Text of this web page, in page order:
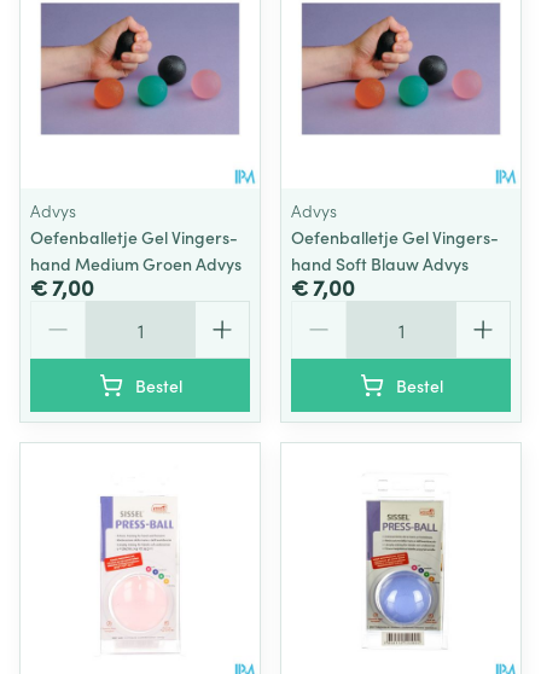
Advys
Oefenballetje Gel Vingers-
hand Medium Groen Advys
€ 7,00
Bestel
Advys
Oefenballetje Gel Vingers-
hand Soft Blauw Advys
€ 7,00
Bestel